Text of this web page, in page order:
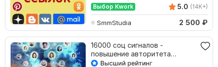
Выбор Kwork 5.0 (14K+)
SmmStudia 2 500 ₽
16000 соц сигналов -
повышение авторитета
вашего сайта